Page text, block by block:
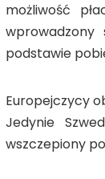
możliwość
podstawie
Europejczycy
Jedynie
wszczepiony